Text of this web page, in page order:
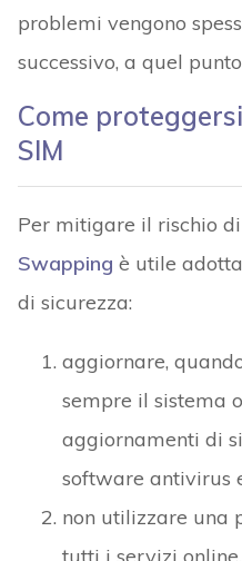
problemi vengono
successivo, a quel
Come
SIM
Per mitigare il rischio
Swapping è utile
di sicurezza:
aggiornare,
sempre il sistema
aggiornamenti di
software antivirus
non utilizzare una
tutti i servizi